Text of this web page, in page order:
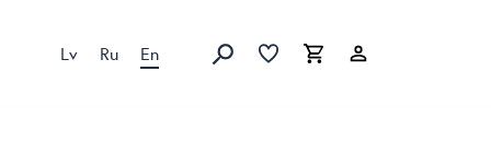
Lv Ru En Search Favorites list
Cart